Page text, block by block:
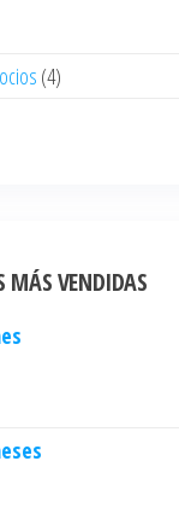
(4)
MÁS VENDIDAS